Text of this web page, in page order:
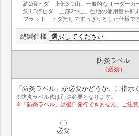
約2倍ヒダ 上部3つ山。一般的なオーダーカ
約1.5倍ヒダ 上部2つ山。生地の使用量を抑え
フラット ヒダ無しですっきりとした仕様です
縫製仕様
防炎ラベル
（必須）
「防炎ラベル」が必要かどうか、ご指示
※防炎ラベル代は別途必要となります。
※「防炎ラベル」は後日発行できません。ご注意
必要